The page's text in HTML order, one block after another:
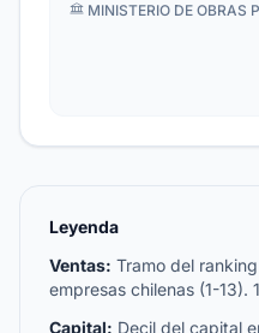
MINISTERIO DE OBRAS
·
Leyenda
Ventas: Tramo del
empresas chilenas (1-13).
Capital: Decil del capital